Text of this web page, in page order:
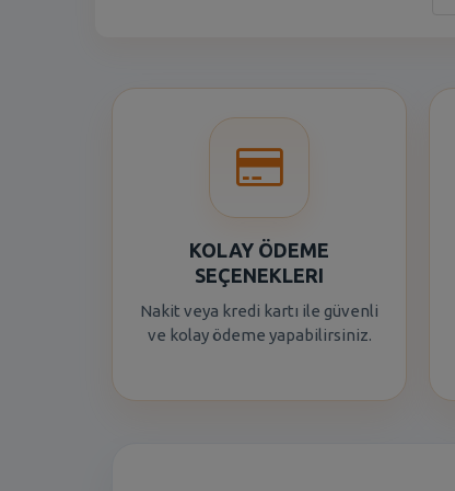
KOLAY ÖDEME
SEÇENEKLERI
Nakit veya kredi kartı ile güvenli
ve kolay ödeme yapabilirsiniz.